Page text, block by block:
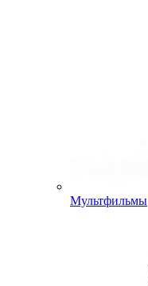
Мультфильмы